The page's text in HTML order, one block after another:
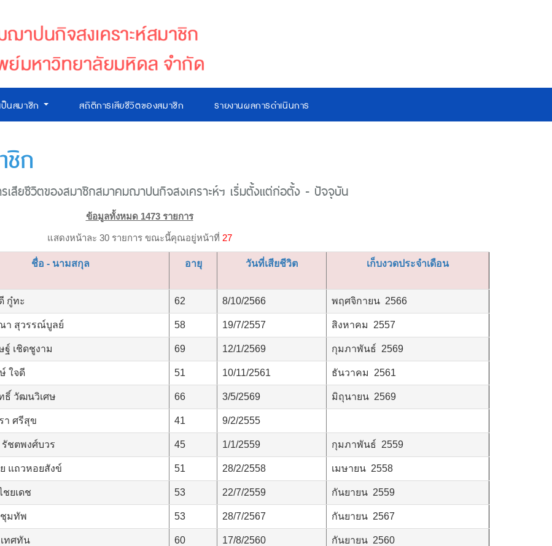
นสมาชิก สถิติการเสียชีวิตของสมาชิก รายงานผลการดำเนินการ
ชิก
เสียชีวิตของสมาชิกสมาคมฌาปนกิจสงเคราะห์ฯ เริ่มตั้งแต่ก่อตั้ง - ปัจจุบัน
ข้อมูลทั้งหมด 1473 รายการ
แสดงหน้าละ 30 รายการ ขณะนี้คุณอยู่หน้าที่ 27
ชื่อ - นามสกุล อายุ วันที่เสียชีวิต เก็บงวดประจำเดือน
กู๋ทะ 62 8/10/2566 พฤศจิกายน 2566
า สุวรรณ์บูลย์ 58 19/7/2557 สิงหาคม 2557
ฐ์ เชิดชูงาม 69 12/1/2569 กุมภาพันธ์ 2569
ใจดี 51 10/11/2561 ธันวาคม 2561
ธิ์ วัฒนวิเศษ 66 3/5/2569 มิถุนายน 2569
ศรีสุข 41 9/2/2555
ชตพงศ์บวร 45 1/1/2559 กุมภาพันธ์ 2559
แถวหอยสังข์ 51 28/2/2558 เมษายน 2558
ยเดช 53 22/7/2559 กันยายน 2559
ชุมทัพ 53 28/7/2567 กันยายน 2567
ทศทัน 60 17/8/2560 กันยายน 2560